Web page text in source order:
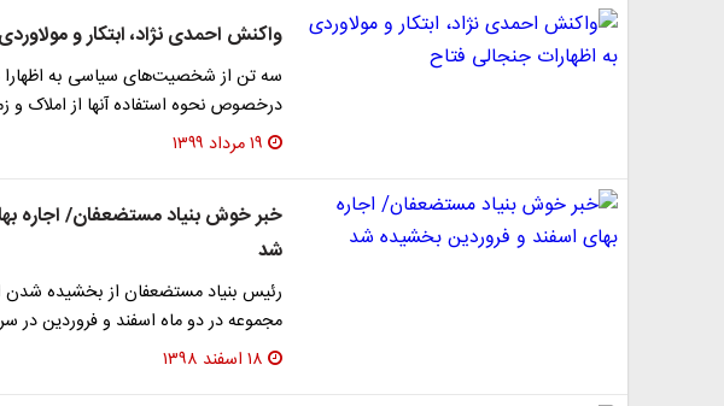
واکنش احمدی نژاد، ابتکار و
سه تن از شخصیت‌های سیاسی به
درخصوص نحوه استفاده آنها از املاک و
۱۹ مرداد ۱۳۹۹
خبر خوش بنیاد مستضعفان/ اجاره
شد
رئیس بنیاد مستضعفان از بخشیده شدن
مجموعه در دو ماه اسفند و فروردین در
۱۸ اسفند ۱۳۹۸